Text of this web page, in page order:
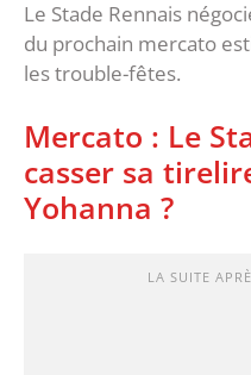
Le Stade Rennais
du prochain mercato
les trouble-fêtes.
Mercato : Le
casser sa
Yohanna ?
LA SUITE